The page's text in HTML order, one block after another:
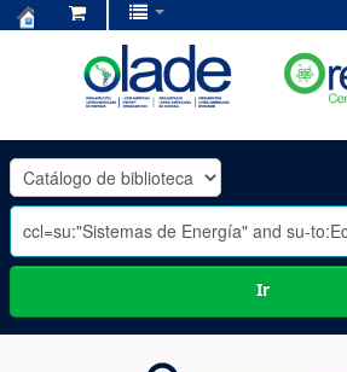
OLADE
-
Ir